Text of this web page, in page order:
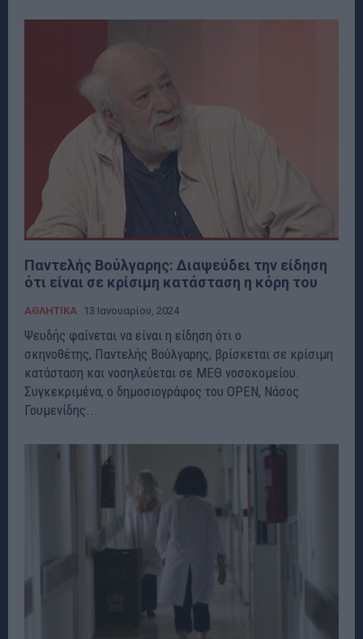
Παντελής Βούλγαρης: Διαψεύδει την είδηση
ότι είναι σε κρίσιμη κατάσταση η κόρη του
ΑΘΛΗΤΙΚΑ 13 Ιανουαρίου, 2024
Ψευδής φαίνεται να είναι η είδηση ότι ο
σκηνοθέτης, Παντελής Βούλγαρης, βρίσκεται σε κρίσιμη
κατάσταση και νοσηλεύεται σε ΜΕΘ νοσοκομείου.
Συγκεκριμένα, ο δημοσιογράφος του OPEN, Νάσος
Γουμενίδης...